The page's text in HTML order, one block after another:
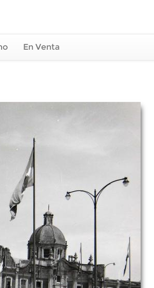
En Venta